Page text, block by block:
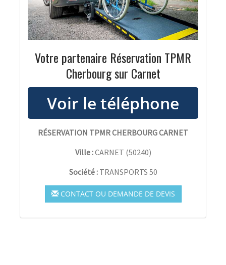
Votre partenaire Réservation TPMR
Cherbourg sur Carnet
RÉSERVATION TPMR CHERBOURG CARNET
Ville :CARNET (50240)
Société : TRANSPORTS 50
CONTACT OU DEMANDE DE DEVIS